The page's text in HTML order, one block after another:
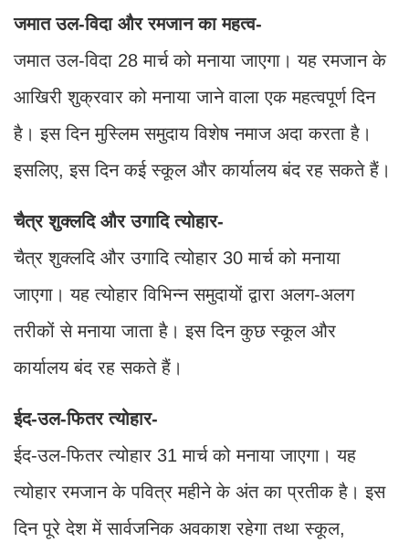
जमात उल-विदा और रमजान का महत्व-
जमात उल-विदा 28 मार्च को मनाया जाएगा। यह रमजान के
आखिरी शुक्रवार को मनाया जाने वाला एक महत्वपूर्ण दिन
है। इस दिन मुस्लिम समुदाय विशेष नमाज अदा करता है।
इसलिए, इस दिन कई स्कूल और कार्यालय बंद रह सकते हैं।
चैत्र शुक्लदि और उगादि त्योहार-
चैत्र शुक्लदि और उगादि त्योहार 30 मार्च को मनाया
जाएगा। यह त्योहार विभिन्न समुदायों द्वारा अलग-अलग
तरीकों से मनाया जाता है। इस दिन कुछ स्कूल और
कार्यालय बंद रह सकते हैं।
ईद-उल-फितर त्योहार-
ईद-उल-फितर त्योहार 31 मार्च को मनाया जाएगा। यह
त्योहार रमजान के पवित्र महीने के अंत का प्रतीक है। इस
दिन पूरे देश में सार्वजनिक अवकाश रहेगा तथा स्कूल,